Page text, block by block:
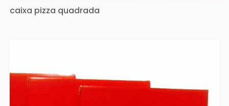
caixa pizza quadrada